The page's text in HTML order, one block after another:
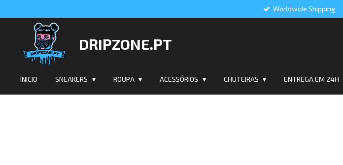
conteúdo
principal
Worldwide Shipping
DRIPZONE.PT
INICIO SNEAKERS ROUPA ACESSÓRIOS CHUTEIRAS ENTREGA EM 24H